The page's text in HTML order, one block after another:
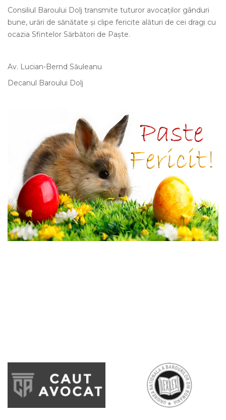
Consiliul Baroului Dolj transmite tuturor avocaților gânduri
bune, urări de sănătate și clipe fericite alături de cei dragi cu
ocazia Sfintelor Sărbători de Paște.
Av. Lucian-Bernd Săuleanu
Decanul Baroului Dolj